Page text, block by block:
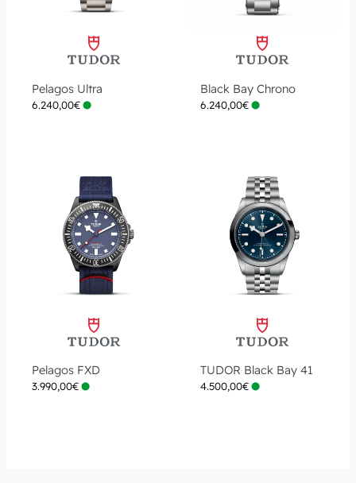
Pelagos Ultra
6.240,00€
Black Bay Chrono
6.240,00€
Pelagos FXD
3.990,00€
TUDOR Black Bay 41
4.500,00€